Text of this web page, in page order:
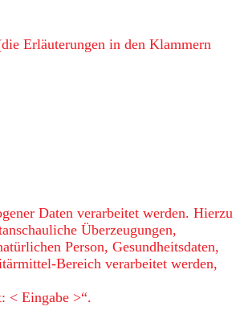
Erläuterungen in den Klammern
Daten verarbeitet werden. Hierzu
Überzeugungen,
Person, Gesundheitsdaten,
Bereich verarbeitet werden,
< Eingabe >“.